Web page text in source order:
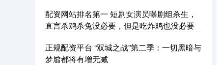
配资网站排名第一 短剧女演员曝剧组杀生，
直言杀鸡杀兔没必要，但是吃炸鸡也没必要
正规配资平台 “双城之战”第二季：一切黑暗与
梦靥都将有增无减